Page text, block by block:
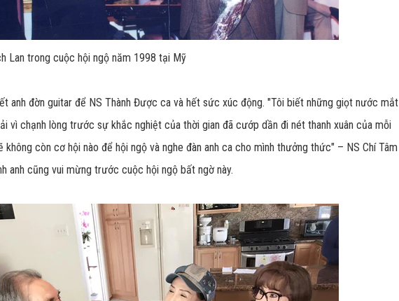
Lan trong cuộc hội ngộ năm 1998 tại Mỹ
anh đờn guitar để NS Thành Được ca và hết sức xúc động. "Tôi biết những giọt nước mắt
vì chạnh lòng trước sự khắc nghiệt của thời gian đã cướp dần đi nét thanh xuân của mỗi
còn cơ hội nào để hội ngộ và nghe đàn anh ca cho mình thưởng thức" – NS Chí Tâm
anh cũng vui mừng trước cuộc hội ngộ bất ngờ này.